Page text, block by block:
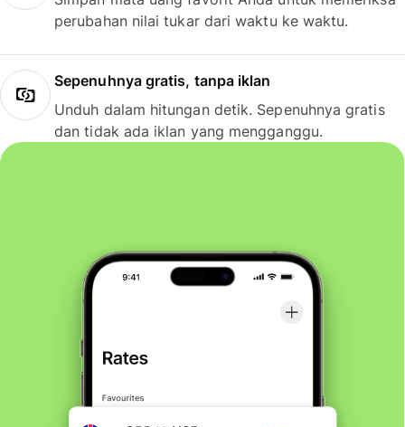
perubahan nilai tukar dari waktu ke waktu.
Sepenuhnya gratis, tanpa iklan
Unduh dalam hitungan detik. Sepenuhnya gratis
dan tidak ada iklan yang mengganggu.